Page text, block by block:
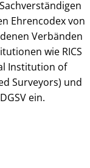
Ehrencodex von
Verbänden
wie RICS
Institution of
Surveyors) und
DGSV ein.